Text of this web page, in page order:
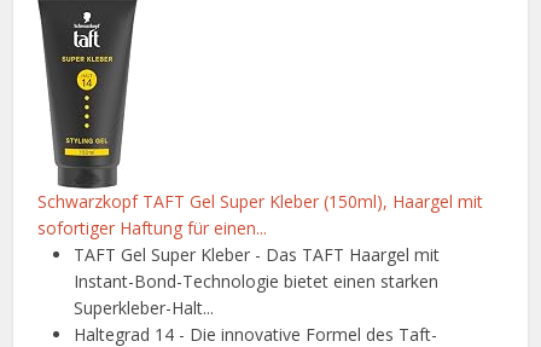
Schwarzkopf TAFT Gel Super Kleber (150ml), Haargel mit
sofortiger Haftung für einen...
TAFT Gel Super Kleber - Das TAFT Haargel mit
Instant-Bond-Technologie bietet einen starken
Superkleber-Halt...
Haltegrad 14 - Die innovative Formel des Taft-